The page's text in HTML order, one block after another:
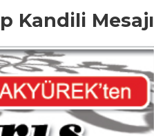
Kandili Mesajı